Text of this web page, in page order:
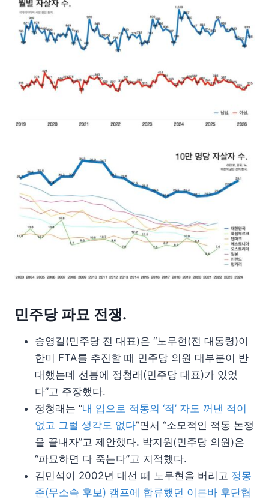
민주당 파묘 전쟁.
송영길(민주당 전 대표)은 “노무현(전 대통령)이
한미 FTA를 추진할 때 민주당 의원 대부분이 반
대했는데 선봉에 정청래(민주당 대표)가 있었
다”고 주장했다.
정청래는 “내 입으로 적통의 ‘적’ 자도 꺼낸 적이
없고 그럴 생각도 없다”면서 “소모적인 적통 논쟁
을 끝내자”고 제안했다. 박지원(민주당 의원)은
“파묘하면 다 죽는다”고 지적했다.
김민석이 2002년 대선 때 노무현을 버리고 정몽
준(무소속 후보) 캠프에 합류했던 이른바 후단협